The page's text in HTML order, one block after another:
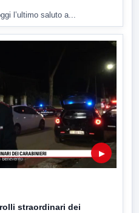
l’ultimo saluto a...
▶
straordinari dei